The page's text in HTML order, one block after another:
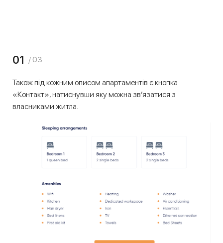
01 / 03
Також під кожним описом апартаментів є кнопка
«Контакт», натиснувши яку можна зв’язатися з
власниками житла.